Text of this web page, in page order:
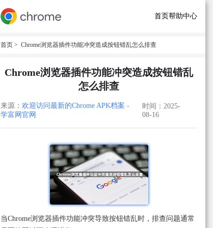
首页帮助中心
首页 > Chrome浏览器插件功能冲突造成按钮错乱怎么排查
Chrome浏览器插件功能冲突造成按钮错乱
怎么排查
来源： 欢迎访问最新的Chrome APK档案 -
学富网官网
时间：2025-
08-16
当Chrome浏览器插件功能冲突导致按钮错乱时，排查问题通常